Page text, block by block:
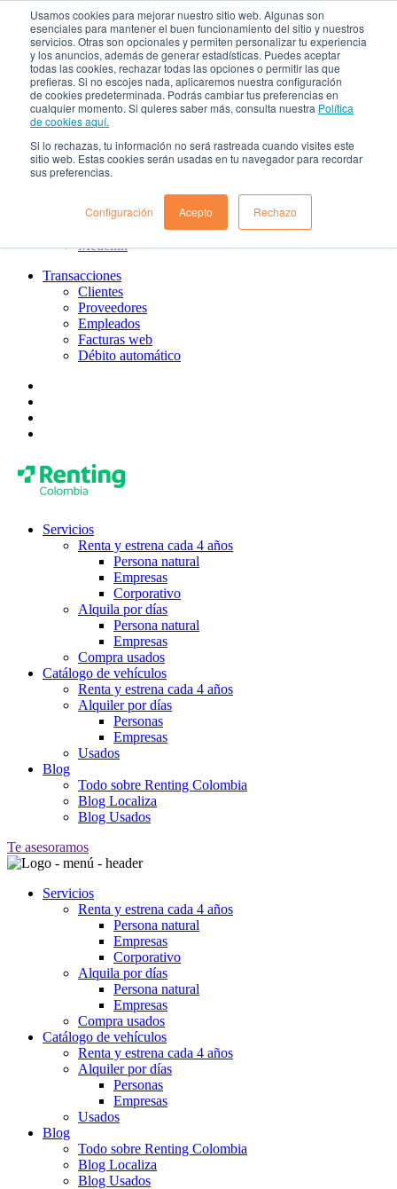
Usamos cookies para mejorar nuestro sitio web. Algunas son
esenciales para mantener el buen funcionamiento del sitio y nuestros
servicios. Otras son opcionales y permiten personalizar tu experiencia
y los anuncios, además de generar estadísticas. Puedes aceptar
todas las cookies, rechazar todas las opciones o permitir las que
prefieras. Si no escojes nada, aplicaremos nuestra configuración
de cookies predeterminada. Podrás cambiar tus preferencias en
cualquier momento. Si quieres saber más, consulta nuestra Política
de cookies aquí.
Si lo rechazas, tu información no será rastreada cuando visites este
sitio web. Estas cookies serán usadas en tu navegador para recordar
sus preferencias.
Configuración Acepto Rechazo
¿Qué es el renting?
Nosotros
Nuestra cultura
Gobierno corporativo
Política de tratamiento de datos
Ayuda
Guías de Usuario clientes
PQRs
Aprende más
¿Dónde estamos?
Bogotá
Medellin
Transacciones
Clientes
Proveedores
Empleados
Facturas web
Débito automático
Servicios
Renta y estrena cada 4 años
Persona natural
Empresas
Corporativo
Alquila por días
Persona natural
Empresas
Compra usados
Catálogo de vehículos
Renta y estrena cada 4 años
Alquiler por días
Personas
Empresas
Usados
Blog
Todo sobre Renting Colombia
Blog Localiza
Blog Usados
Te asesoramos
Servicios
Renta y estrena cada 4 años
Persona natural
Empresas
Corporativo
Alquila por días
Persona natural
Empresas
Compra usados
Catálogo de vehículos
Renta y estrena cada 4 años
Alquiler por días
Personas
Empresas
Usados
Blog
Todo sobre Renting Colombia
Blog Localiza
Blog Usados